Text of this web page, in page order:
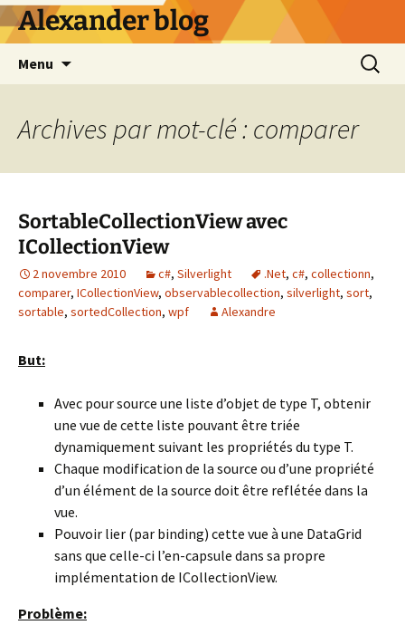
Alexander blog
Menu
Archives par mot-clé : comparer
SortableCollectionView avec
ICollectionView
2 novembre 2010 c#, Silverlight .Net, c#, collectionn,
comparer, ICollectionView, observablecollection, silverlight, sort,
sortable, sortedCollection, wpf Alexandre
But:
Avec pour source une liste d’objet de type T, obtenir
une vue de cette liste pouvant être triée
dynamiquement suivant les propriétés du type T.
Chaque modification de la source ou d’une propriété
d’un élément de la source doit être reflétée dans la
vue.
Pouvoir lier (par binding) cette vue à une DataGrid
sans que celle-ci l’en-capsule dans sa propre
implémentation de ICollectionView.
Problème: